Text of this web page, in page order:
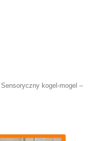
Sensoryczny kogel-mogel –